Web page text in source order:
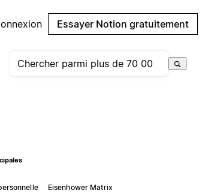
Essayer Notion gratuitement
Eisenhower Matrix